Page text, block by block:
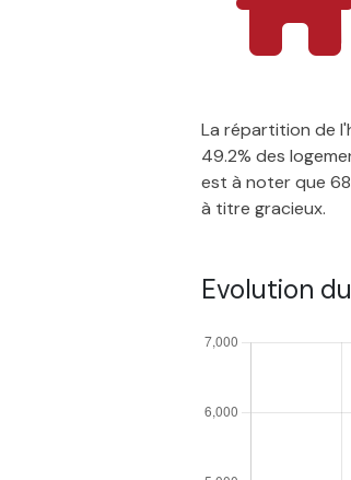
La répartition de
49.2% des
est à noter que
à titre gracieux.
Evolution